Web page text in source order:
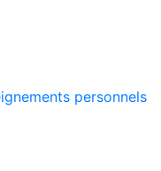
personnels